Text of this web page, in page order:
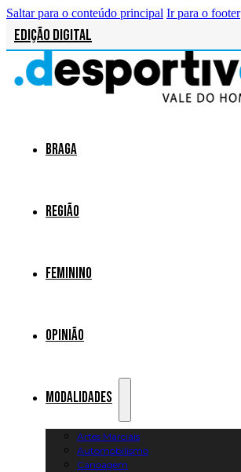
Saltar para o conteúdo principal Ir para o footer
Edição Digital
Braga
Região
Feminino
Opinião
Modalidades
Artes Marciais
Automobilismo
Canoagem